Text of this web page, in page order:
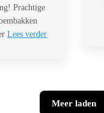
Prachtige
Lees verder
Meer laden